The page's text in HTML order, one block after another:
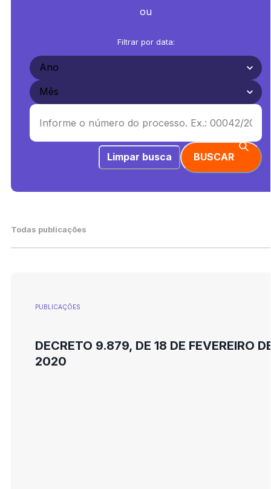
ou
Filtrar por data:
Limpar busca BUSCAR
Todas publicações
PUBLICAÇÕES
DECRETO 9.879, DE 18 DE FEVEREIRO
2020